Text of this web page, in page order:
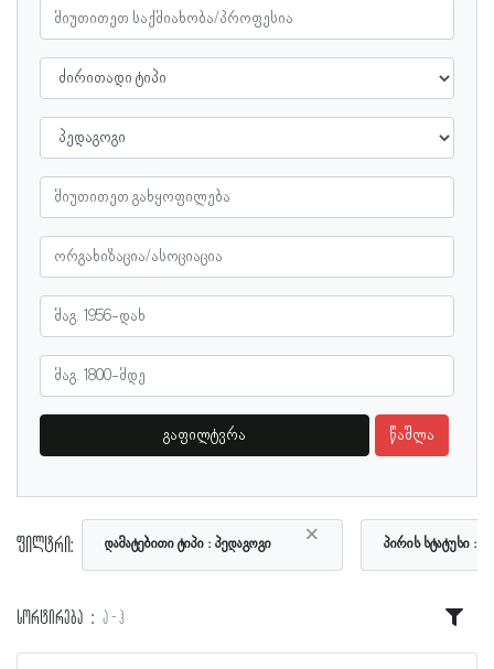
გაფილტვრა წაშლა
ფილტრი: ×
დამატებითი ტიპი პედაგოგი პირის სტატუსი
სორტირება ა - ჰ